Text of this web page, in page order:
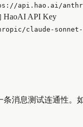
api.hao.ai/
HaoAI API Key
claude-
条消息测试连通性。